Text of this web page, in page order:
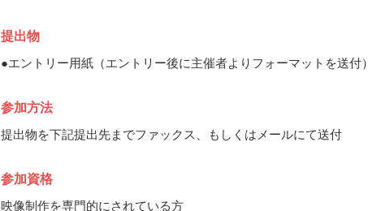
提出物
●エントリー用紙（エントリー後に主催者よりフォーマットを送付）
参加方法
提出物を下記提出先までファックス、もしくはメールにて送付
参加資格
映像制作を専門的にされている方